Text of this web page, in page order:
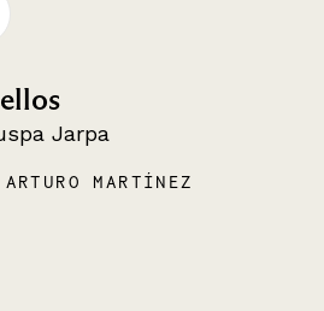
Jarpa
MARTÍNEZ